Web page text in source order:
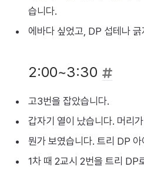
습니다.
에바다 싶었고, DP 섭테나
2:00~3:30
고3번을 잡았습니다.
갑자기 열이 났습니다. 머리
뭔가 보였습니다. 트리 DP
1차 때 2교시 2번을 트리 DP